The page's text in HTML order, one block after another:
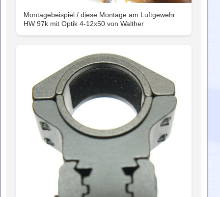
Montagebeispiel / diese Montage am Luftgewehr
HW 97k mit Optik 4-12x50 von Walther